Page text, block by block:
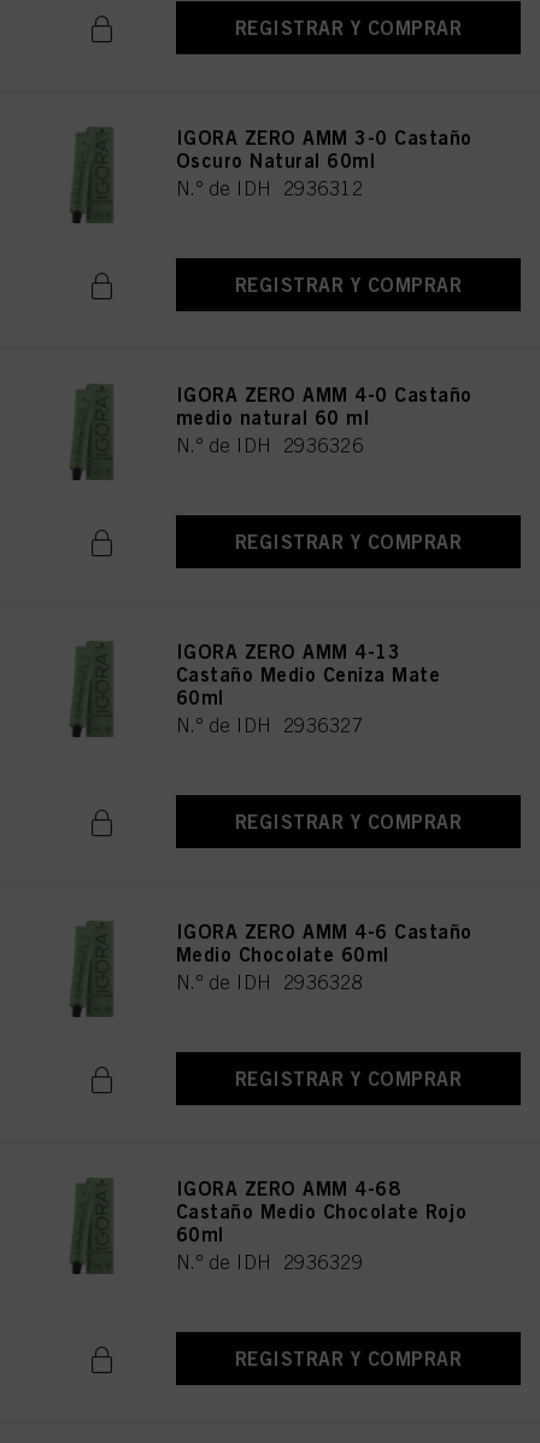
REGISTRAR Y COMPRAR
IGORA ZERO AMM 3-0 Castaño
Oscuro Natural 60ml
N.º de IDH 2936312
REGISTRAR Y COMPRAR
IGORA ZERO AMM 4-0 Castaño
medio natural 60 ml
N.º de IDH 2936326
REGISTRAR Y COMPRAR
IGORA ZERO AMM 4-13
Castaño Medio Ceniza Mate
60ml
N.º de IDH 2936327
REGISTRAR Y COMPRAR
IGORA ZERO AMM 4-6 Castaño
Medio Chocolate 60ml
N.º de IDH 2936328
REGISTRAR Y COMPRAR
IGORA ZERO AMM 4-68
Castaño Medio Chocolate Rojo
60ml
N.º de IDH 2936329
REGISTRAR Y COMPRAR